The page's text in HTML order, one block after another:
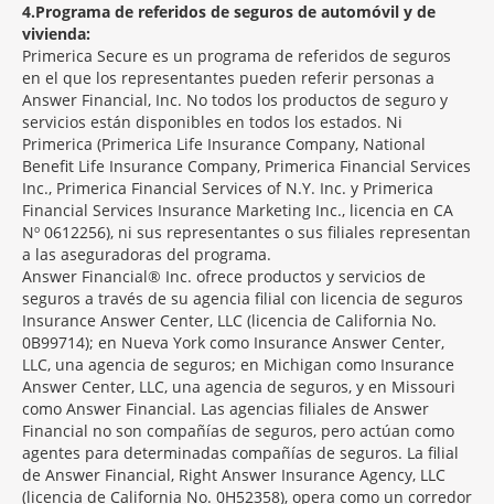
4 Programa de referidos de seguros de automóvil y de
vivienda:
Primerica Secure es un programa de referidos de seguros
en el que los representantes pueden referir personas a
Answer Financial, Inc. No todos los productos de seguro y
servicios están disponibles en todos los estados. Ni
Primerica (Primerica Life Insurance Company, National
Benefit Life Insurance Company, Primerica Financial Services
Inc., Primerica Financial Services of N.Y. Inc. y Primerica
Financial Services Insurance Marketing Inc., licencia en CA
Nº 0612256), ni sus representantes o sus filiales representan
a las aseguradoras del programa.
Answer Financial® Inc. ofrece productos y servicios de
seguros a través de su agencia filial con licencia de seguros
Insurance Answer Center, LLC (licencia de California No.
0B99714); en Nueva York como Insurance Answer Center,
LLC, una agencia de seguros; en Michigan como Insurance
Answer Center, LLC, una agencia de seguros, y en Missouri
como Answer Financial. Las agencias filiales de Answer
Financial no son compañías de seguros, pero actúan como
agentes para determinadas compañías de seguros. La filial
de Answer Financial, Right Answer Insurance Agency, LLC
(licencia de California No. 0H52358), opera como un corredor